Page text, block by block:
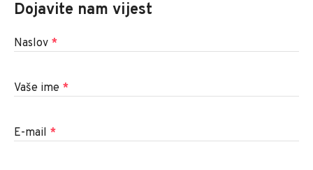
Dojavite nam vijest
Naslov *
Vaše ime *
E-mail *